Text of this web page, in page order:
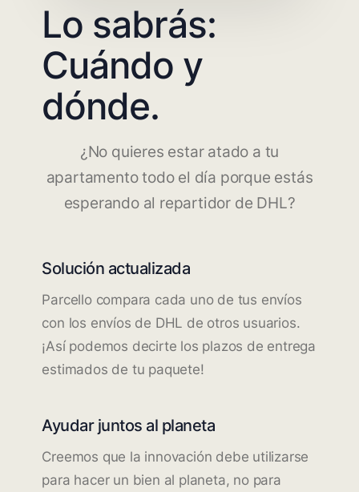
Lo sabrás:
Cuándo y
dónde.
¿No quieres estar atado a tu
apartamento todo el día porque estás
esperando al repartidor de DHL?
Solución actualizada
Parcello compara cada uno de tus envíos
con los envíos de DHL de otros usuarios.
¡Así podemos decirte los plazos de entrega
estimados de tu paquete!
Ayudar juntos al planeta
Creemos que la innovación debe utilizarse
para hacer un bien al planeta, no para